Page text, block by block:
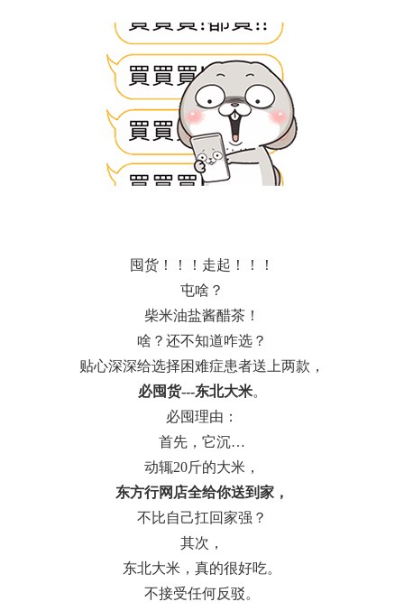
囤货！！！走起！！！
屯啥？
柴米油盐酱醋茶！
啥？还不知道咋选？
贴心深深给选择困难症患者送上两款，
必囤货---东北大米。
必囤理由：
首先，它沉…
动辄20斤的大米，
东方行网店全给你送到家，
不比自己扛回家强？
其次，
东北大米，真的很好吃。
不接受任何反驳。